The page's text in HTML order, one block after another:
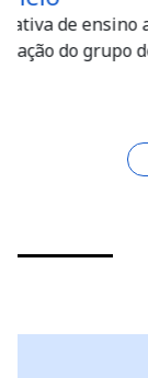
e é uma